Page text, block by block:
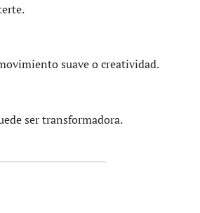
suave o creatividad.
ser transformadora.